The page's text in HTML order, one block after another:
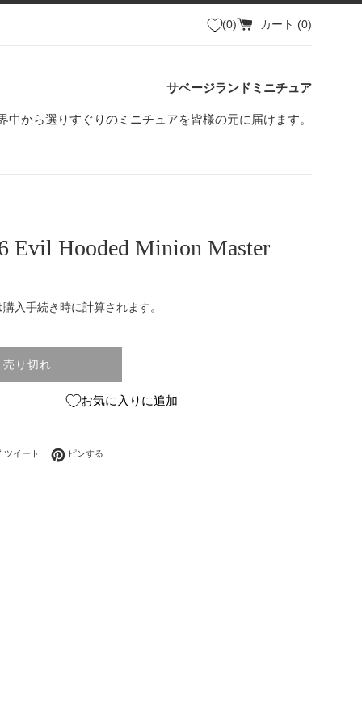
0 カート (0)
サベージランドミニチュア
中から選りすぐりのミニチュアを皆様の元に届けます。
Evil Hooded Minion Master
購入手続き時に計算されます。
売り切れ
お気に入りに追加
でシェアする
ツイート Twitterに投稿する
ピンする